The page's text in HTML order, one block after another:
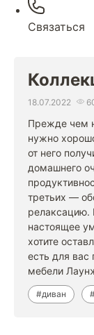
Связаться
18.07.2022
Прежде чем
нужно
от него
домашнего
третьих —
релаксацию.
настоящее
хотите
есть для вас
мебели
#диван